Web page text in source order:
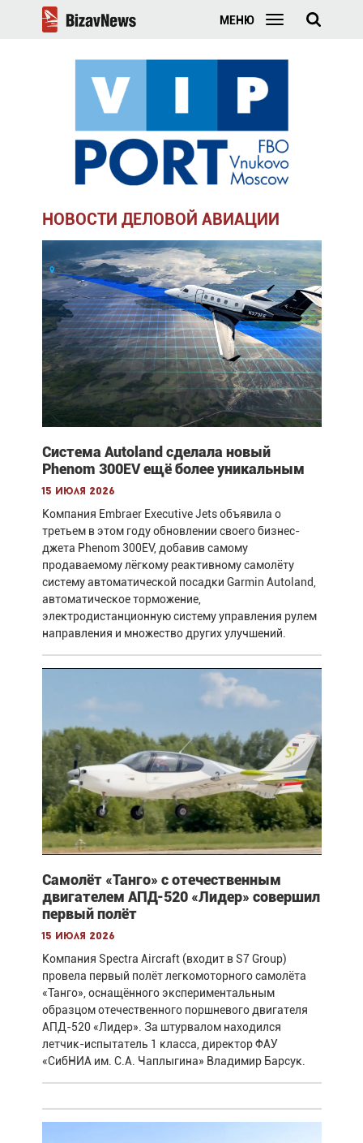
МЕНЮ
НОВОСТИ ДЕЛОВОЙ АВИАЦИИ
Система Autoland сделала новый
Phenom 300EV ещё более уникальным
15 июля 2026
Компания Embraer Executive Jets объявила о
третьем в этом году обновлении своего бизнес-
джета Phenom 300EV, добавив самому
продаваемому лёгкому реактивному самолёту
систему автоматической посадки Garmin Autoland,
автоматическое торможение,
электродистанционную систему управления рулем
направления и множество других улучшений.
Самолёт «Танго» с отечественным
двигателем АПД-520 «Лидер» совершил
первый полёт
15 июля 2026
Компания Spectra Aircraft (входит в S7 Group)
провела первый полёт легкомоторного самолёта
«Танго», оснащённого экспериментальным
образцом отечественного поршневого двигателя
АПД-520 «Лидер». За штурвалом находился
летчик-испытатель 1 класса, директор ФАУ
«СибНИА им. С.А. Чаплыгина» Владимир Барсук.